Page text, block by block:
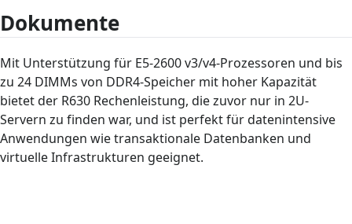
Dokumente
Mit Unterstützung für E5-2600 v3/v4-Prozessoren und bis
zu 24 DIMMs von DDR4-Speicher mit hoher Kapazität
bietet der R630 Rechenleistung, die zuvor nur in 2U-
Servern zu finden war, und ist perfekt für datenintensive
Anwendungen wie transaktionale Datenbanken und
virtuelle Infrastrukturen geeignet.